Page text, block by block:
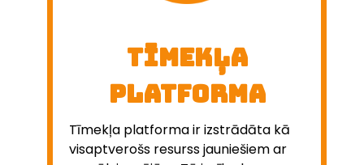
Tīmekļa
platforma
Tīmekļa platforma ir izstrādāta kā
visaptverošs resurss jauniešiem ar